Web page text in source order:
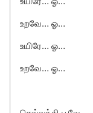
உறவே… ஓ…
உயிரே… ஓ…
உறவே… ஓ…